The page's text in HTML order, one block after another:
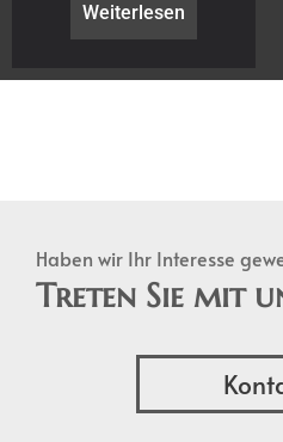
Weiterlesen
Haben wir Ihr Interesse
Treten Sie mit